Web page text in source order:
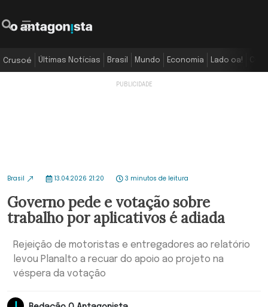
Crusoé Últimas Notícias Brasil Mundo Economia Lado oa!
Brasil 13.04.2026 21:20 3 minutos de leitura
Governo pede e votação sobre
trabalho por aplicativos é adiada
Rejeição de motoristas e entregadores ao relatório
levou Planalto a recuar do apoio ao projeto na
véspera da votação